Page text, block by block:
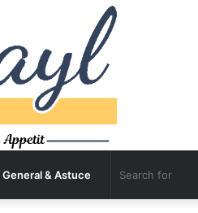
General & Astuce